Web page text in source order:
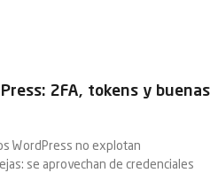
2FA, tokens y buenas
WordPress no explotan
se aprovechan de credenciales